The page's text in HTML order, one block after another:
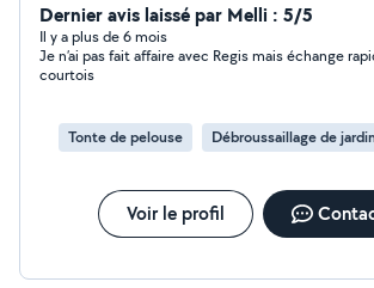
Dernier avis laissé par Melli : 5/5
Il y a plus de 6 mois
Je n’ai pas fait affaire avec Regis mais échange
courtois
Tonte de pelouse Débroussaillage de
Voir le profil